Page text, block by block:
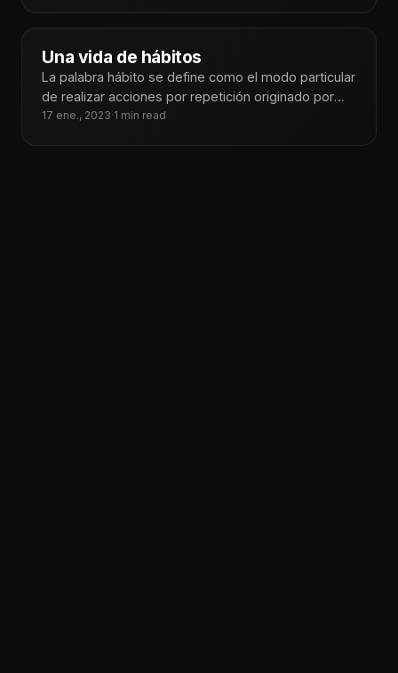
Una vida de hábitos
La palabra hábito se define como el modo particular
de realizar acciones por repetición originado por
tendencias instintivas, traducido a
17 ene., 2023·1 min read